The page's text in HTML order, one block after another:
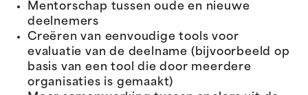
Mentorschap tussen oude en nieuwe
deelnemers
Creëren van eenvoudige tools voor
evaluatie van de deelname (bijvoorbeeld op
basis van een tool die door meerdere
organisaties is gemaakt)